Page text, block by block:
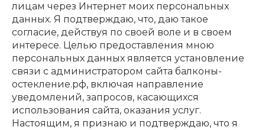
лицам через Интернет моих персональных
данных. Я подтверждаю, что, даю такое
согласие, действуя по своей воле и в своем
интересе. Целью предоставления мною
персональных данных является установление
связи с администратором сайта балконы-
остекление.рф, включая направление
уведомлений, запросов, касающихся
использования сайта, оказания услуг.
Настоящим, я признаю и подтверждаю, что я